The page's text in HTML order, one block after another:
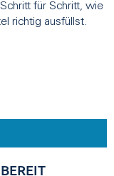
für Schritt, wie
richtig ausfüllst.